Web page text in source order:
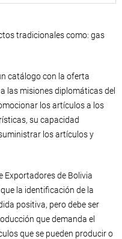
tradicionales como: gas
catálogo con la oferta
las misiones diplomáticas del
los artículos a los
su capacidad
los artículos y
Exportadores de Bolivia
la identificación de la
positiva, pero debe ser
que demanda el
que se pueden producir o